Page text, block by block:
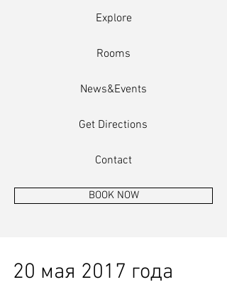
Explore
Rooms
News&Events
Get Directions
Contact
BOOK NOW
20 мая 2017 года